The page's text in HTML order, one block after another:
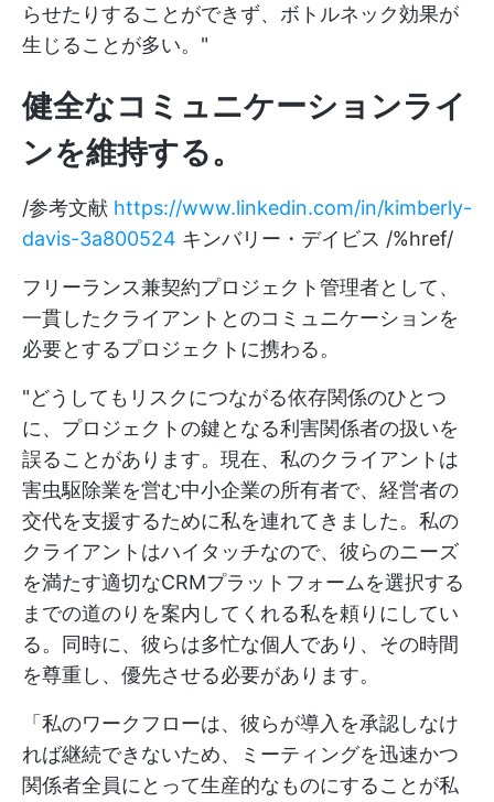
らせたりすることができず、ボトルネック効果が
生じることが多い。"
健全なコミュニケーションライ
ンを維持する。
/参考文献 https://www.linkedin.com/in/kimberly-
davis-3a800524 キンバリー・デイビス /%href/
フリーランス兼契約プロジェクト管理者として、
一貫したクライアントとのコミュニケーションを
必要とするプロジェクトに携わる。
"どうしてもリスクにつながる依存関係のひとつ
に、プロジェクトの鍵となる利害関係者の扱いを
誤ることがあります。現在、私のクライアントは
害虫駆除業を営む中小企業の所有者で、経営者の
交代を支援するために私を連れてきました。私の
クライアントはハイタッチなので、彼らのニーズ
を満たす適切なCRMプラットフォームを選択する
までの道のりを案内してくれる私を頼りにしてい
る。同時に、彼らは多忙な個人であり、その時間
を尊重し、優先させる必要があります。
「私のワークフローは、彼らが導入を承認しなけ
れば継続できないため、ミーティングを迅速かつ
関係者全員にとって生産的なものにすることが私